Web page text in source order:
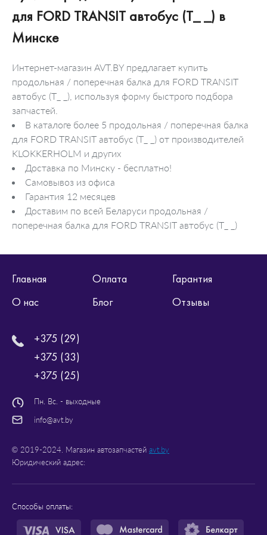
для FORD TRANSIT автобус (T_ _) в
Минске
Интернет-магазин AVT.BY предлагает купить
продольная / поперечная балка для FORD TRANSIT
автобус (T_ _), используя форму быстрого подбора
запчастей.
В каталоге более 5 продольная / поперечная балка
для FORD TRANSIT автобус (T_ _) от производителей
KLOKKERHOLM и других
Доставка по Минску - бесплатно!
Самовывоз из офиса
Гарантия 12 месяцев
Доставим по всей Беларуси продольная /
поперечная балка для FORD TRANSIT автобус (T_ _)
Главная Оплата
Гарантия
О нас
Блог Отзывы
+375 (29)
+375 (33)
+375 (25)
Пн. Вс. - выходные
info@avt.by
© 2019-2024. Магазин автозапчастей avt.by
Юридический адрес:
Способы оплаты: